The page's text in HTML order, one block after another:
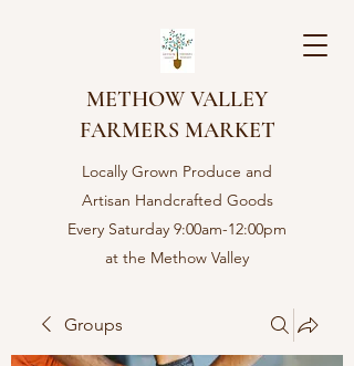
METHOW VALLEY
FARMERS MARKET
Locally Grown Produce and
Artisan Handcrafted Goods
Every Saturday 9:00am-12:00pm
at the Methow Valley
Groups